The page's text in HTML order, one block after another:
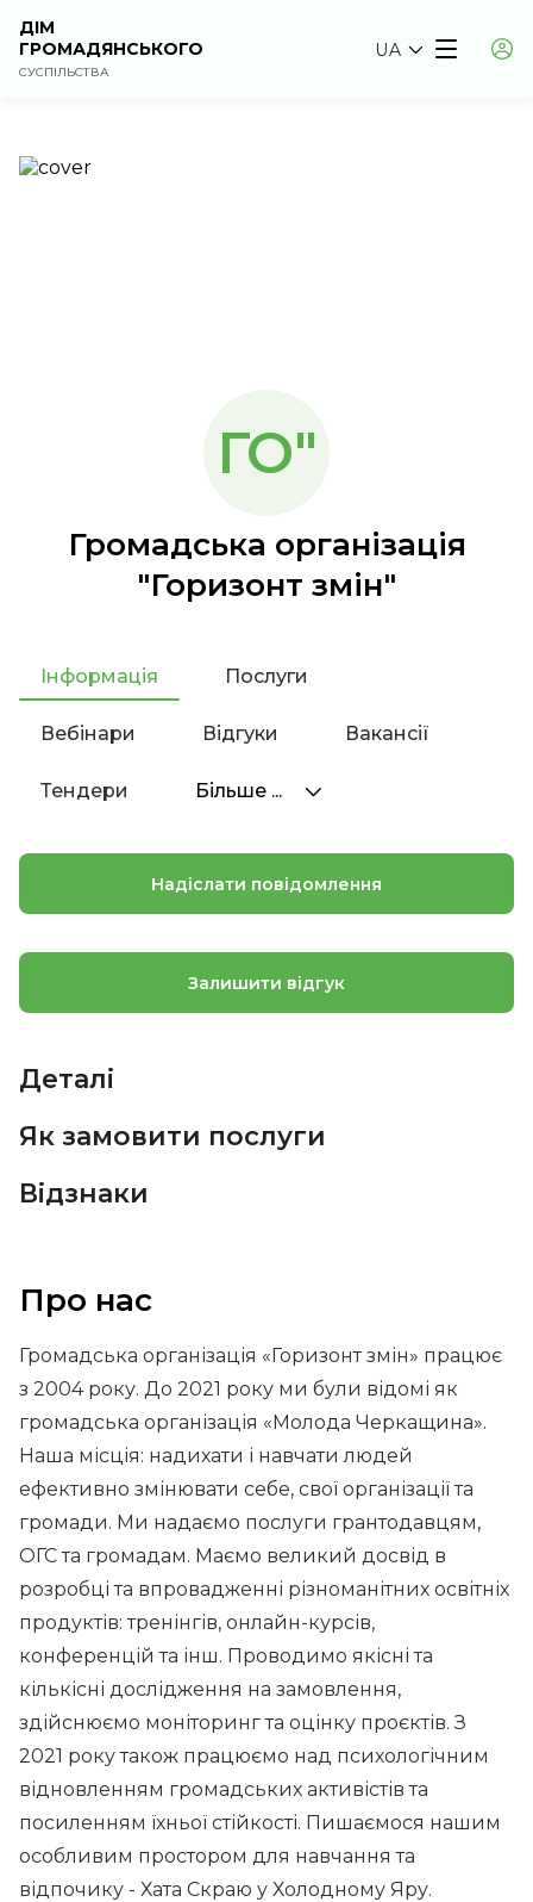
ДІМ
ГРОМАДЯНСЬКОГО
СУСПІЛЬСТВА
UA
ГО"
Громадська організація
"Горизонт змін"
Інформація Послуги
Вебінари Відгуки Вакансії
Тендери Більше ...
Про нас
Громадська організація «Горизонт змін» працює
з 2004 року. До 2021 року ми були відомі як
громадська організація «Молода Черкащина».
Наша місція: надихати і навчати людей
ефективно змінювати себе, свої організації та
громади. Ми надаємо послуги грантодавцям,
ОГС та громадам. Маємо великий досвід в
розробці та впровадженні різноманітних освітніх
продуктів: тренінгів, онлайн-курсів,
конференцій та інш. Проводимо якісні та
кількісні дослідження на замовлення,
здійснюємо моніторинг та оцінку проєктів. З
2021 року також працюємо над психологічним
відновленням громадських активістів та
посиленням їхньої стійкості. Пишаємося нашим
особливим простором для навчання та
відпочику - Хата Скраю у Холодному Яру.
Надіслати повідомлення
Залишити відгук
Деталі
Як замовити послуги
Відзнаки